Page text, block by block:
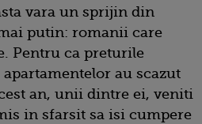
vara un sprijin din
putin: romanii care
Pentru ca preturile
au scazut
an, unii dintre ei, veniti
in sfarsit sa isi cumpere